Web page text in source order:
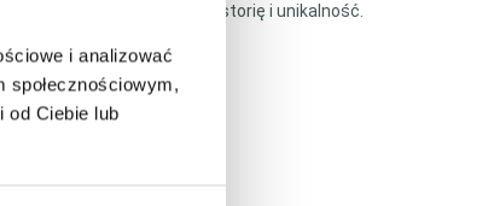
i analizować
od Ciebie lub
którzy cenią luksus, historię i unikalność.